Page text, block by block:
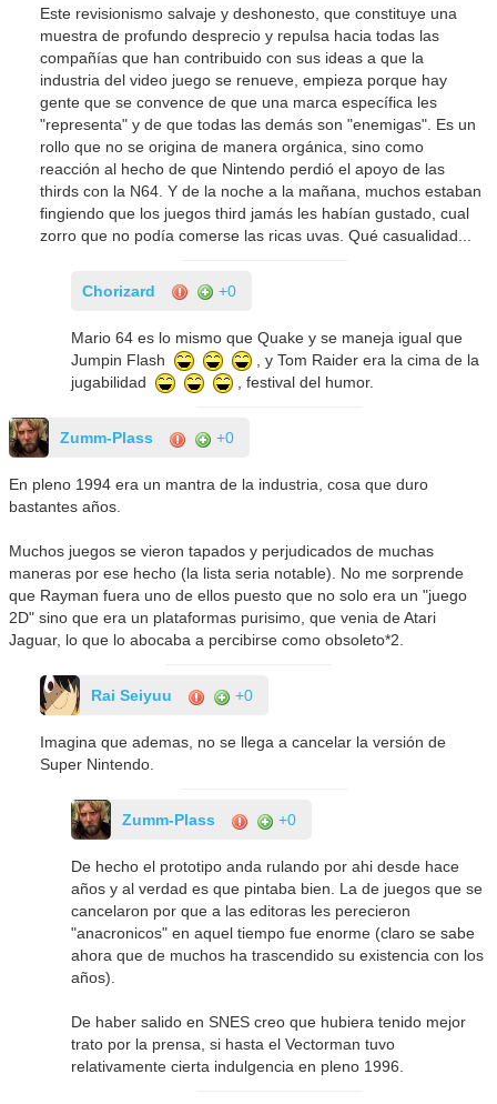
Este revisionismo salvaje y deshonesto, que constituye una
muestra de profundo desprecio y repulsa hacia todas las
compañías que han contribuido con sus ideas a que la
industria del video juego se renueve, empieza porque hay
gente que se convence de que una marca específica les
"representa" y de que todas las demás son "enemigas". Es un
rollo que no se origina de manera orgánica, sino como
reacción al hecho de que Nintendo perdió el apoyo de las
thirds con la N64. Y de la noche a la mañana, muchos estaban
fingiendo que los juegos third jamás les habían gustado, cual
zorro que no podía comerse las ricas uvas. Qué casualidad...
Chorizard +0
Mario 64 es lo mismo que Quake y se maneja igual que
Jumpin Flash
, y Tom Raider era la cima de la
jugabilidad
, festival del humor.
Zumm-Plass +0
En pleno 1994 era un mantra de la industria, cosa que duro
bastantes años.
Muchos juegos se vieron tapados y perjudicados de muchas
maneras por ese hecho (la lista seria notable). No me sorprende
que Rayman fuera uno de ellos puesto que no solo era un "juego
2D" sino que era un plataformas purisimo, que venia de Atari
Jaguar, lo que lo abocaba a percibirse como obsoleto*2.
Rai Seiyuu +0
Imagina que ademas, no se llega a cancelar la versión de
Super Nintendo.
Zumm-Plass +0
De hecho el prototipo anda rulando por ahi desde hace
años y al verdad es que pintaba bien. La de juegos que se
cancelaron por que a las editoras les perecieron
"anacronicos" en aquel tiempo fue enorme (claro se sabe
ahora que de muchos ha trascendido su existencia con los
años).
De haber salido en SNES creo que hubiera tenido mejor
trato por la prensa, si hasta el Vectorman tuvo
relativamente cierta indulgencia en pleno 1996.